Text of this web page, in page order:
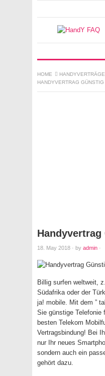
HOME
HANDYVERTRAG GÜNSTIG
Handyvertrag
18. May 2018 · by admin ·
Billig surfen weltweit,
Südafrika oder der
ja! mobile. Mit dem ”
Sie günstige Telefonie
besten Telekom
Vertragsbindung! Bei
nur Ihr neues
sondern auch ein
gehört dazu.